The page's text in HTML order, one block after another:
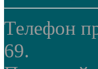
Телефон
69.